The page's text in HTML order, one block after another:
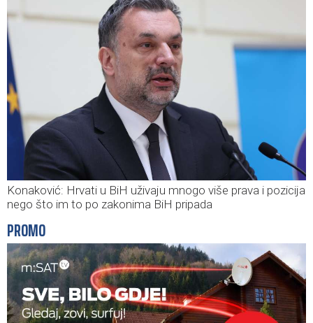
Konaković: Hrvati u BiH uživaju mnogo više prava i pozicija
nego što im to po zakonima BiH pripada
PROMO